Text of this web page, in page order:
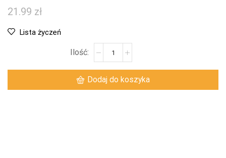
21.99 zł
Lista życzeń
Dodaj do koszyka